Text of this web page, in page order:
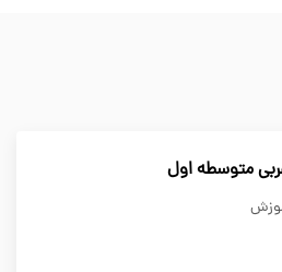
عربی متوسطه اول